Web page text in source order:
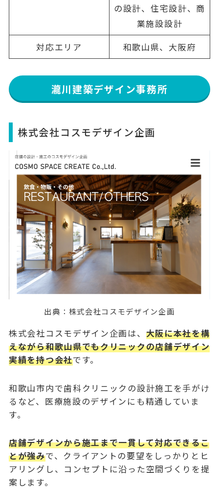
の設計、住宅設計、商
業施設設計
対応エリア
和歌山県、大阪府
瀧川建築デザイン事務所
株式会社コスモデザイン企画
出典： 株式会社コスモデザイン企画
株式会社コスモデザイン企画は、 大阪に本社を構
えながら和歌山県でもクリニックの店舗デザイン
実績を持つ会社です。
和歌山市内で歯科クリニックの設計施工を手がけ
るなど、医療施設のデザインにも精通していま
す。
店舗デザインから施工まで一貫して対応できるこ
とが強みで、クライアントの要望をしっかりとヒ
アリングし、コンセプトに沿った空間づくりを提
案します。